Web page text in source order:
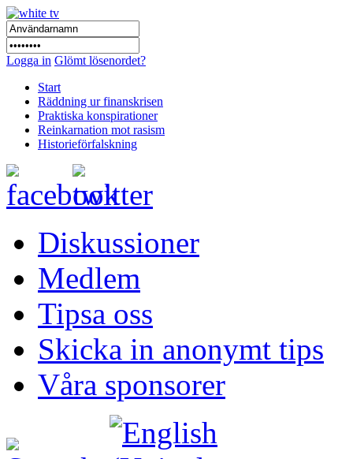
Logga in Glömt lösenordet?
Start
Räddning ur finanskrisen
Praktiska konspirationer
Reinkarnation mot rasism
Historieförfalskning
Diskussioner
Medlem
Tipsa oss
Skicka in anonymt tips
Våra sponsorer